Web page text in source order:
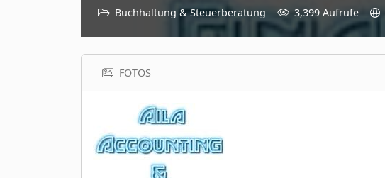
Buchhaltung & Steuerberatung 3,399 Aufrufe
FOTOS